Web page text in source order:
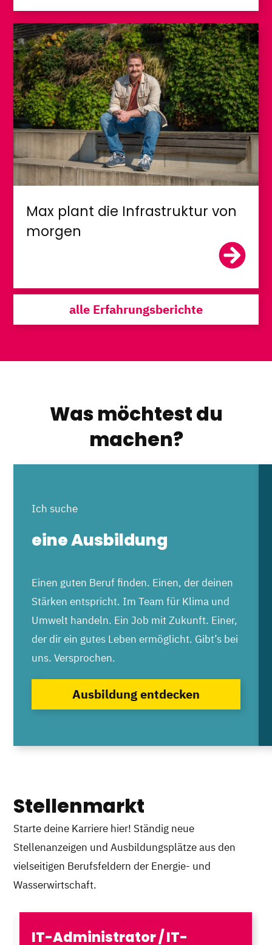
Max plant die Infrastruktur von
morgen
alle Erfahrungsberichte
Was möchtest du
machen?
Ich suche
eine Ausbildung
Einen guten Beruf finden. Einen, der deinen
Stärken entspricht. Im Team für Klima und
Umwelt handeln. Ein Job mit Zukunft. Einer,
der dir ein gutes Leben ermöglicht. Gibt’s bei
uns. Versprochen.
Ausbildung entdecken
Stellenmarkt
Starte deine Karriere hier! Ständig neue
Stellenanzeigen und Ausbildungsplätze aus den
vielseitigen Berufsfeldern der Energie- und
Wasserwirtschaft.
IT-Administrator / IT-